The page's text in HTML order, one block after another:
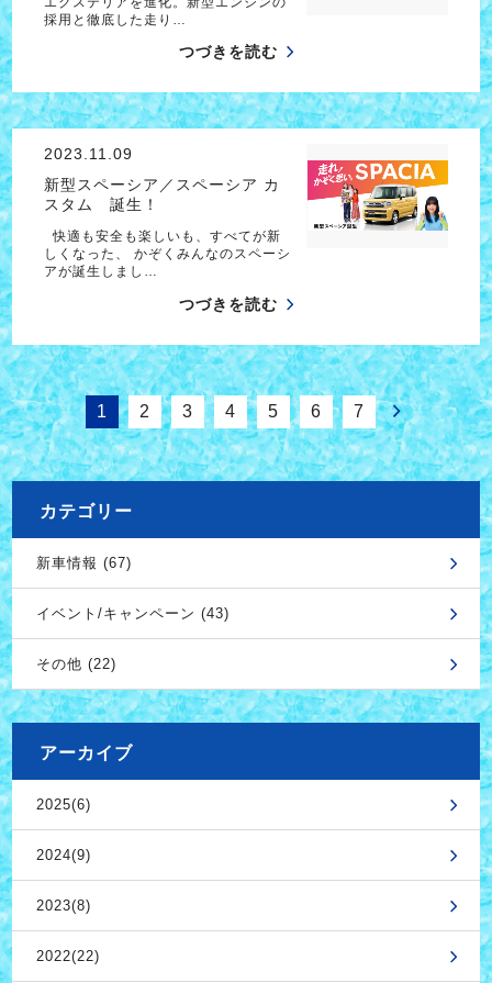
採用と徹底した走り…
つづきを読む
2023.11.09
新型スペーシア／スペーシア カ
スタム 誕生！
快適も安全も楽しいも、すべてが新
しくなった、 かぞくみんなのスペーシ
アが誕生しまし…
つづきを読む
1 2 3 4 5 6 7
カテゴリー
新車情報 (67)
イベント/キャンペーン (43)
その他 (22)
アーカイブ
2025(6)
2024(9)
2023(8)
2022(22)